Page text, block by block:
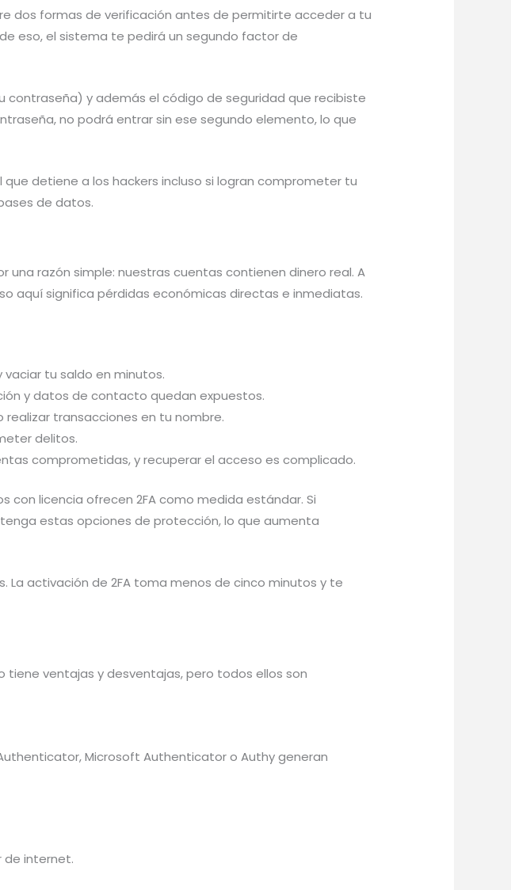
dos formas de verificación antes de permitirte acceder a tu
eso, el sistema te pedirá un segundo factor de
contraseña) y además el código de seguridad que recibiste
no podrá entrar sin ese segundo elemento, lo que
detiene a los hackers incluso si logran comprometer tu
de datos.
razón simple: nuestras cuentas contienen dinero real. A
aquí significa pérdidas económicas directas e inmediatas.
tu saldo en minutos.
y datos de contacto quedan expuestos.
transacciones en tu nombre.
delitos.
comprometidas, y recuperar el acceso es complicado.
con licencia ofrecen 2FA como medida estándar. Si
estas opciones de protección, lo que aumenta
activación de 2FA toma menos de cinco minutos y te
tiene ventajas y desventajas, pero todos ellos son
Microsoft Authenticator o Authy generan
de internet.